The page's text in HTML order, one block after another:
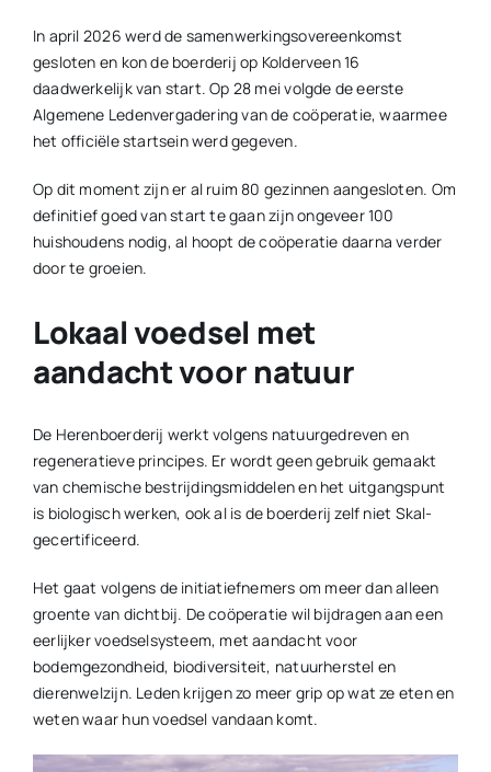
In april 2026 werd de samenwerkingsovereenkomst
gesloten en kon de boerderij op Kolderveen 16
daadwerkelijk van start. Op 28 mei volgde de eerste
Algemene Ledenvergadering van de coöperatie, waarmee
het officiële startsein werd gegeven.
Op dit moment zijn er al ruim 80 gezinnen aangesloten. Om
definitief goed van start te gaan zijn ongeveer 100
huishoudens nodig, al hoopt de coöperatie daarna verder
door te groeien.
Lokaal voedsel met
aandacht voor natuur
De Herenboerderij werkt volgens natuurgedreven en
regeneratieve principes. Er wordt geen gebruik gemaakt
van chemische bestrijdingsmiddelen en het uitgangspunt
is biologisch werken, ook al is de boerderij zelf niet Skal-
gecertificeerd.
Het gaat volgens de initiatiefnemers om meer dan alleen
groente van dichtbij. De coöperatie wil bijdragen aan een
eerlijker voedselsysteem, met aandacht voor
bodemgezondheid, biodiversiteit, natuurherstel en
dierenwelzijn. Leden krijgen zo meer grip op wat ze eten en
weten waar hun voedsel vandaan komt.